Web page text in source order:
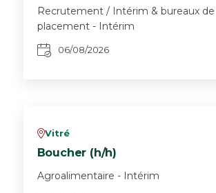
Recrutement / Intérim & bureaux de
placement - Intérim
06/08/2026
vVitré
Boucher (h/h)
Agroalimentaire - Intérim